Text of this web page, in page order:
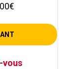
vous